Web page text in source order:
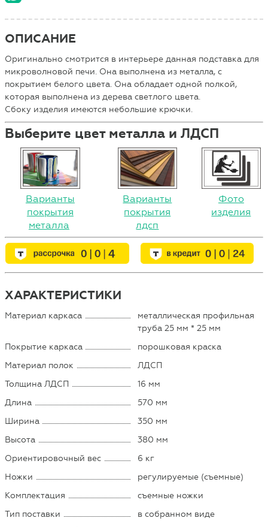
ОПИСАНИЕ
Оригинально смотрится в интерьере данная подставка для
микроволновой печи. Она выполнена из металла, с
покрытием белого цвета. Она обладает одной полкой,
которая выполнена из дерева светлого цвета.
Сбоку изделия имеются небольшие крючки.
Выберите цвет металла и ЛДСП
Варианты
покрытия
металла
Варианты
покрытия
лдсп
Фото
изделия
ХАРАКТЕРИСТИКИ
Материал каркаса
металлическая профильная
труба 25 мм * 25 мм
Покрытие каркаса
порошковая краска
Материал полок
ЛДСП
Толщина ЛДСП
16 мм
Длина
570 мм
Ширина
350 мм
Высота
380 мм
Ориентировочный вес
6 кг
Ножки
регулируемые (съемные)
Комплектация
съемные ножки
Тип поставки
в собранном виде